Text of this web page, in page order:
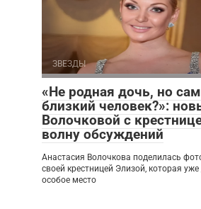
ЗВЕЗДЫ
«Не родная дочь, но
близкий человек?»:
Волочковой с
волну обсуждений
Анастасия Волочкова поделилась
своей крестницей Элизой, которая
особое место